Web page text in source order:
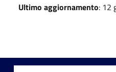
Ultimo aggiornamento: 12